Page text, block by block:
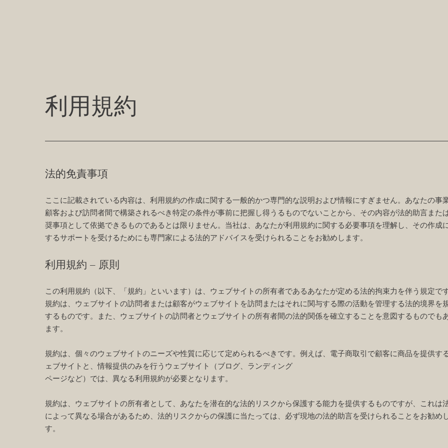
利用規約
法的免責事項
ここに記載されている内容は、利用規約の作成に関する一般的かつ専門的な説明および情報にすぎません。あなたの事
顧客および訪問者間で構築されるべき特定の条件が事前に把握し得うるものでないことから、その内容が法的助言また
奨事項として依拠できるものであるとは限りません。当社は、あなたが利用規約に関する必要事項を理解し、その作成
するサポートを受けるためにも専門家による法的アドバイスを受けられることをお勧めします。
利用規約 – 原則
この利用規約（以下、「規約」といいます）は、ウェブサイトの所有者であるあなたが定める法的拘束力を伴う規定です
規約は、ウェブサイトの訪問者または顧客がウェブサイトを訪問またはそれに関与する際の活動を管理する法的境界を
するものです。また、ウェブサイトの訪問者とウェブサイトの所有者間の法的関係を確立することを意図するものでも
ます。
規約は、個々のウェブサイトのニーズや性質に応じて定められるべきです。例えば、電子商取引で顧客に商品を提供す
ェブサイトと、情報提供のみを行うウェブサイト（ブログ、ランディング
ページなど）では、異なる利用規約が必要となります。
規約は、ウェブサイトの所有者として、あなたを潜在的な法的リスクから保護する能力を提供するものですが、これは
によって異なる場合があるため、法的リスクからの保護に当たっては、必ず現地の法的助言を受けられることをお勧め
す。